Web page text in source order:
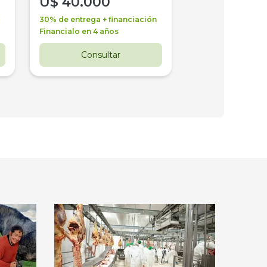
30% de entrega + financiación
Financialo en 4 años
Consultar